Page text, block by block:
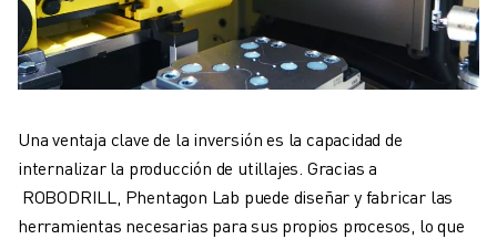
Una ventaja clave de la inversión es la capacidad de
internalizar la producción de utillajes. Gracias a
ROBODRILL, Phentagon Lab puede diseñar y fabricar las
herramientas necesarias para sus propios procesos, lo que